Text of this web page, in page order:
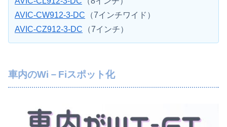
AVIC-CW912-3-DC
（7インチワイド）
AVIC-CZ912-3-DC
（7インチ）
車内のWi－Fiスポット化